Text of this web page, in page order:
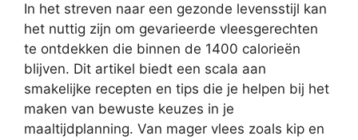
In het streven naar een gezonde levensstijl kan
het nuttig zijn om gevarieerde vleesgerechten
te ontdekken die binnen de 1400 calorieën
blijven. Dit artikel biedt een scala aan
smakelijke recepten en tips die je helpen bij het
maken van bewuste keuzes in je
maaltijdplanning. Van mager vlees zoals kip en